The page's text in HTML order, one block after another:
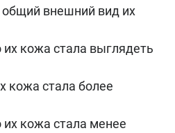
общий внешний вид их
их кожа стала выглядеть
кожа стала более
их кожа стала менее